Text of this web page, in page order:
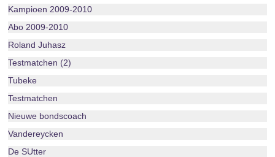
Kampioen 2009-2010
Abo 2009-2010
Roland Juhasz
Testmatchen (2)
Tubeke
Testmatchen
Nieuwe bondscoach
Vandereycken
De SUtter